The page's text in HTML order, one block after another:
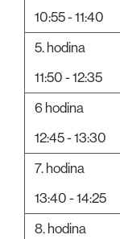
10:55 - 11:40
5. hodina
11:50 - 12:35
6 hodina
12:45 - 13:30
7. hodina
13:40 - 14:25
8. hodina